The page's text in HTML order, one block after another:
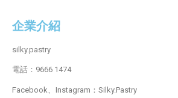
企業介紹
silky.pastry
電話：9666 1474
Facebook、Instagram：Silky.Pastry